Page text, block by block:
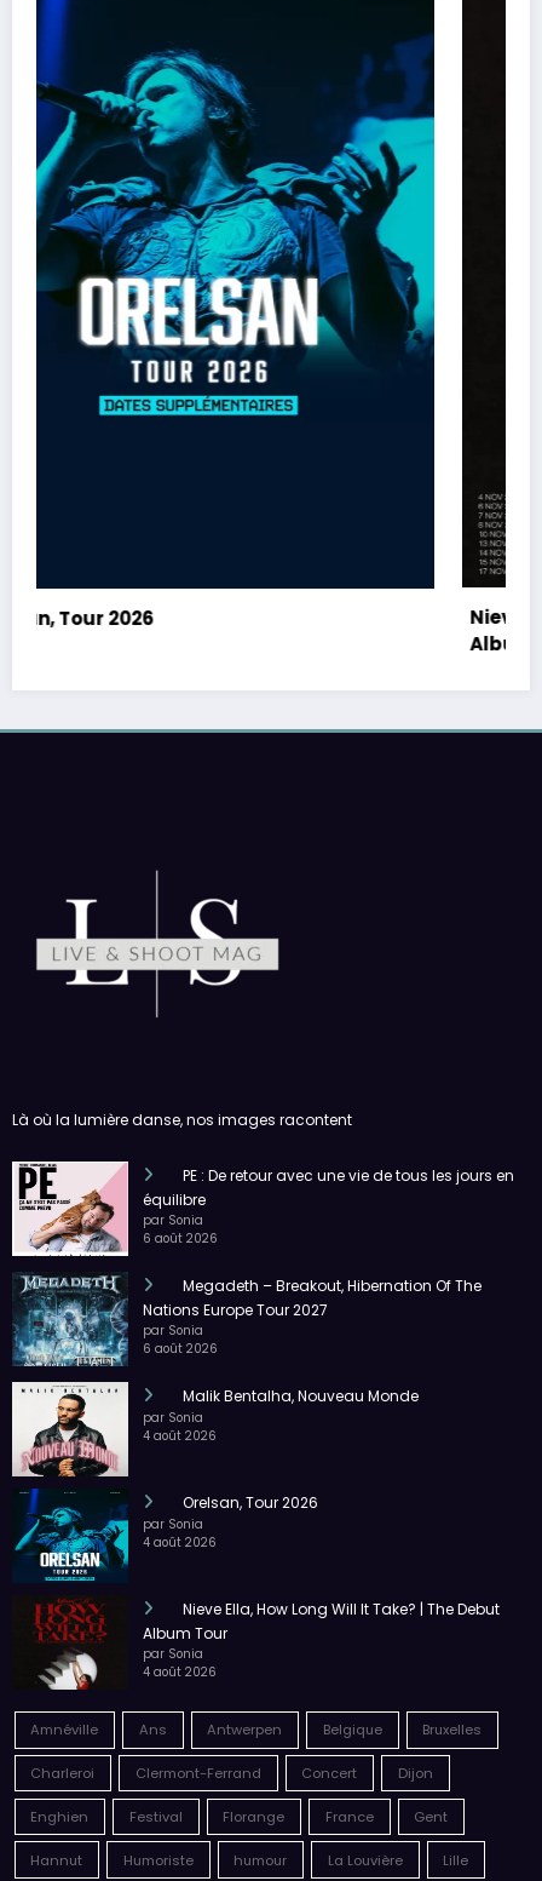
Nieve Ella, How Long Will It Take? | The Debut
PE : De retour avec une vie de tous les jours en
équilibre
par Sonia
Megadeth – Breakout, Hibernation Of The
Nations Europe Tour 2027
par Sonia
Malik Bentalha, Nouveau Monde
par Sonia
Orelsan, Tour 2026
par Sonia
Nieve Ella, How Long Will It Take? | The Debut
Album Tour
par Sonia
Amnéville Ans Antwerpen Belgique Bruxelles
Charleroi Clermont-Ferrand Concert Dijon
Enghien Festival Florange France Gent